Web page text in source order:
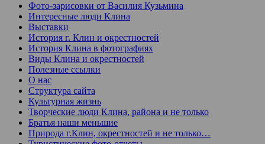
Фото-зарисовки от Василия Кузьмина
Интересные люди Клина
Выставки
История г. Клин и окрестностей
История Клина в фотографиях
Виды Клина и окрестностей
Полезные ссылки
О нас
Структура сайта
Культурная жизнь
Творческие люди Клина, района и не только
Братья наши меньшие
Природа г.Клин, окрестностей и не только…